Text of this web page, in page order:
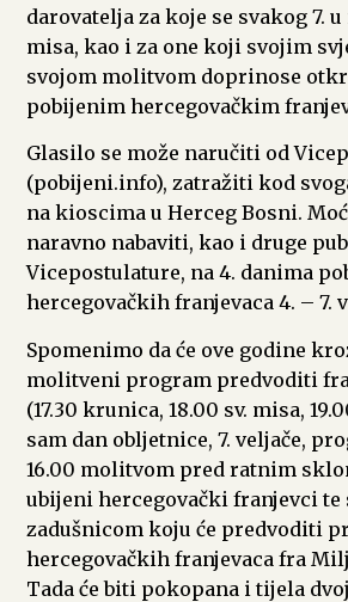
darovatelja za koje se svakog 7.
misa, kao i za one koji svojim
svojom molitvom doprinose
pobijenim hercegovačkim
Glasilo se može naručiti od
(pobijeni.info), zatražiti kod
na kioscima u Herceg Bosni.
naravno nabaviti, kao i druge
Vicepostulature, na 4. danima
hercegovačkih franjevaca 4. – 7.
Spomenimo da će ove godine
molitveni program predvoditi
(17.30 krunica, 18.00 sv. misa,
sam dan obljetnice, 7. veljače,
16.00 molitvom pred ratnim
ubijeni hercegovački franjevci te
zadušnicom koju će predvoditi
hercegovačkih franjevaca fra
Tada će biti pokopana i tijela